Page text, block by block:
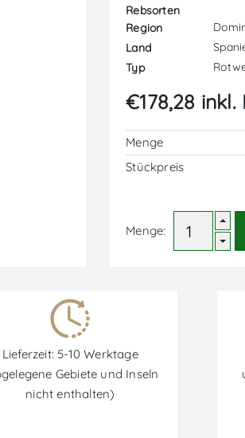
Rebsorten
Region
Land
Typ
€178,28 inkl.
Menge
Stückpreis
Menge:
Lieferzeit: 5-10 Werktage
Gebiete und Inseln
nicht enthalten)